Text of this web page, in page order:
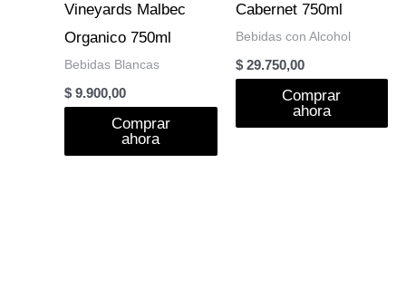
Vineyards Malbec
Organico 750ml
Bebidas Blancas
$ 9.900,00
Comprar
ahora
Cabernet 750ml
Bebidas con Alcohol
$29.750,00
Comprar
ahora